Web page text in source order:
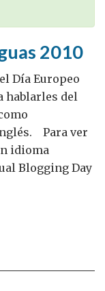
2010
Día Europeo
hablarles del
Para ver
idioma
Blogging Day